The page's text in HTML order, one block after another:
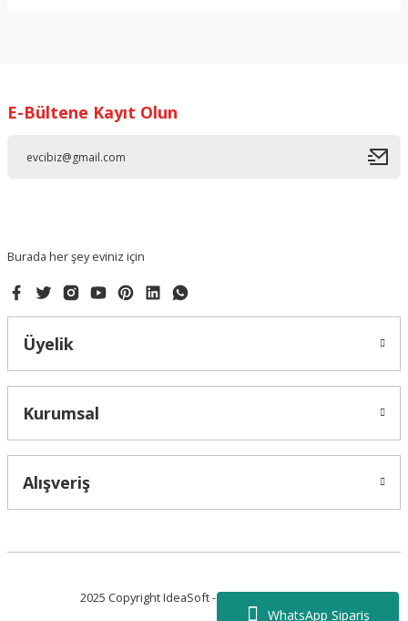
WhatsApp Sipariş
Ürün resmi kalitesiz, bozuk veya görüntülenemiyor.
E-Bültene Kayıt Olun
Burada her şey eviniz için
Üyelik
Kurumsal
Alışveriş
2025 Copyright IdeaSoft - Tüm Hakları Saklıdır.